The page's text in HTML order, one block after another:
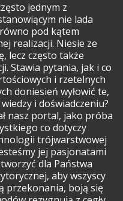
jednym z
nie lada
pod kątem
realizacji. Niesie ze
lecz często także
Stawia pytania, jak i co
i rzetelnych
doniesień wyłowić te,
i doświadczeniu?
nasz portal, jako próba
co dotyczy
trójwarstwowej
jej pasjonatami
dla Państwa
aby wszyscy
przekonania, boją się